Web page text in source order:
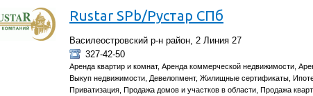
Rustar SPb/Рустар СПб
Василеостровский р-н район, 2 Линия 27
327-42-50
Аренда квартир и комнат, Аренда коммерческой недвижимости,
Выкуп недвижимости, Девелопмент, Жилищные сертификаты,
Приватизация, Продажа домов и участков в области, Продажа